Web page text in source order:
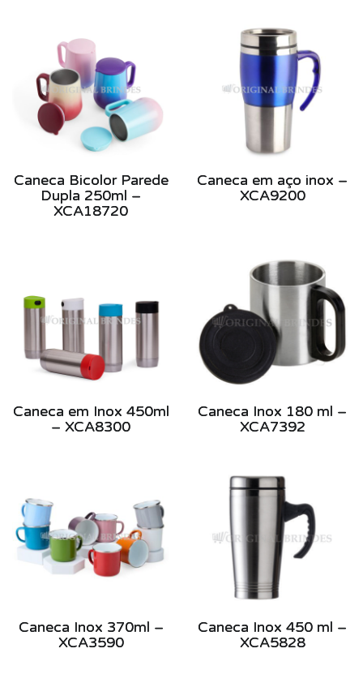
Caneca Bicolor Parede
Dupla 250ml –
XCA18720
Caneca em aço inox –
XCA9200
Caneca em Inox 450ml
– XCA8300
Caneca Inox 180 ml –
XCA7392
Caneca Inox 370ml –
XCA3590
Caneca Inox 450 ml –
XCA5828